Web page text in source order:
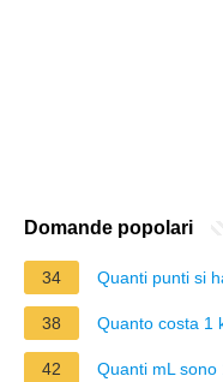
Domande popolari
34 Quanti punti si
38 Quanto costa 1
42 Quanti mL sono